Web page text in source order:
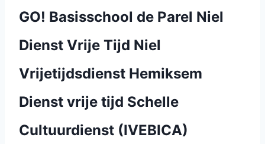
GO! Basisschool de Parel Niel
Dienst Vrije Tijd Niel
Vrijetijdsdienst Hemiksem
Dienst vrije tijd Schelle
Cultuurdienst (IVEBICA)